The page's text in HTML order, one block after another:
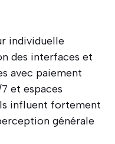
individuelle
des interfaces et
avec paiement
et espaces
influent fortement
générale